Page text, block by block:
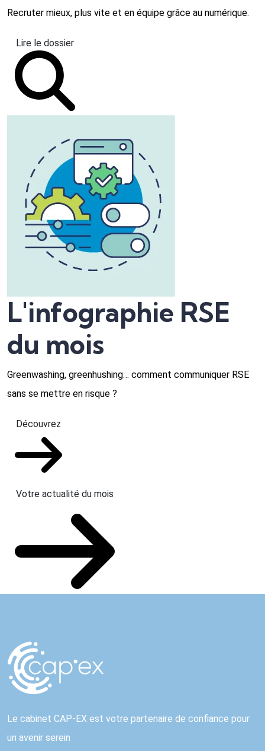
Recruter mieux, plus vite et en équipe grâce au numérique.
Lire le dossier
L'infographie RSE
du mois
Greenwashing, greenhushing… comment communiquer RSE
sans se mettre en risque ?
Découvrez
Votre actualité du mois
Le cabinet CAP-EX est votre partenaire de confiance pour
un avenir serein